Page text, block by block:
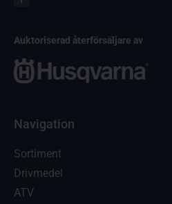
Auktoriserad återförsäljare av
Navigation
Sortiment
Drivmedel
ATV